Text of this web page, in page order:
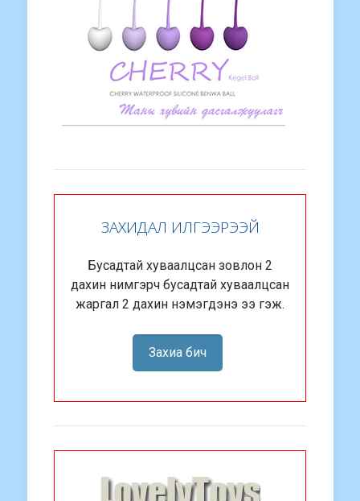
ЗАХИДАЛ ИЛГЭЭРЭЭЙ
Бусадтай хуваалцсан зовлон 2
дахин нимгэрч бусадтай хуваалцсан
жаргал 2 дахин нэмэгдэнэ ээ гэж.
Захиа бич